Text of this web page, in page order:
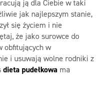
ją dla Ciebie w taki
jak najlepszym stanie,
się życiem i nie
że jako surowce do
obfitujących w
i usuwają wolne rodniki z
dieta pudełkowa ma